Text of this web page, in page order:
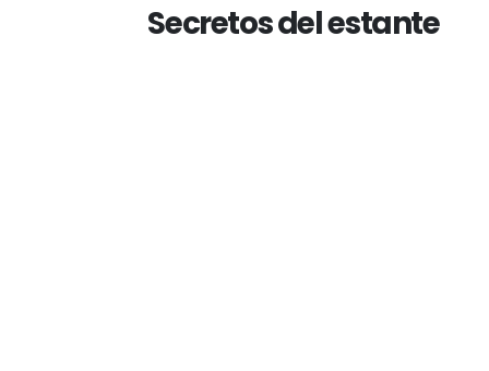
Secretos del estante